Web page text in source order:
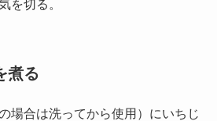
を切る。
煮る
場合は洗ってから使用）にいちじ